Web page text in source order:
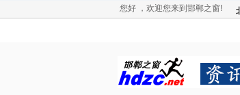
您好 ，欢迎您来到邯郸之窗!